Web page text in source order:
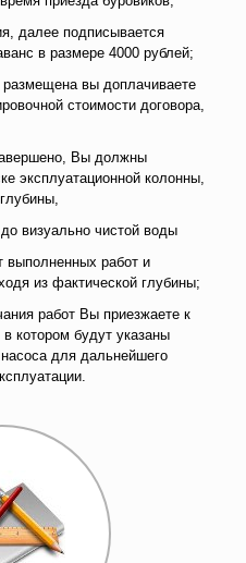
далее подписывается
в размере 4000 рублей;
размещена вы доплачиваете
стоимости договора,
Вы должны
эксплуатационной колонны,
визуально чистой воды
выполненных работ и
из фактической глубины;
работ Вы приезжаете к
котором будут указаны
для дальнейшего